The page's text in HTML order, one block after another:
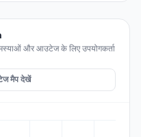
और आउटेज के लिए उपयोगकर्ता
मैप देखें